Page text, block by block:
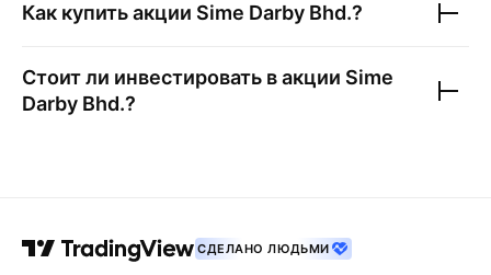
Как купить акции Sime Darby Bhd.?
Стоит ли инвестировать в акции Sime
Darby Bhd.?
СДЕЛАНО ЛЮДЬМИ